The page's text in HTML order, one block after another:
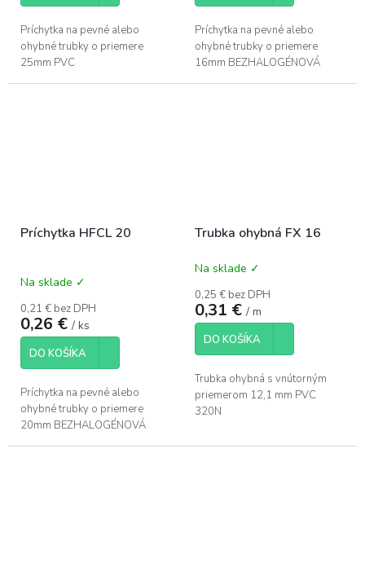
Príchytka na pevné alebo
ohybné trubky o priemere
25mm PVC
Príchytka na pevné alebo
ohybné trubky o priemere
16mm BEZHALOGÉNOVÁ
Príchytka HFCL 20
Na sklade ✓
0,21 € bez DPH
0,26 € / ks
DO KOŠÍKA
Príchytka na pevné alebo
ohybné trubky o priemere
20mm BEZHALOGÉNOVÁ
Trubka ohybná FX 16
Priemerné
hodnotenie
produktu
je
0,0
hviezdičiek.
Na sklade ✓
0,25 € bez DPH
0,31 € / m
DO KOŠÍKA
Trubka ohybná s vnútorným
priemerom 12,1 mm PVC
320N